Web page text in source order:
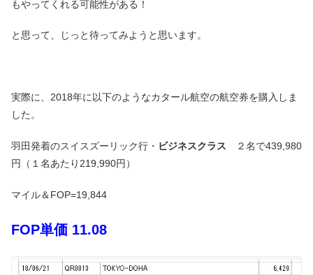
もやってくれる可能性がある！
と思って、じっと待ってみようと思います。
実際に、2018年に以下のようなカタール航空の航空券を購入しま
した。
羽田発着のスイスズーリック行・ ビジネスクラス ２名で439,980
円（１名あたり219,990円）
マイル＆FOP=19,844
FOP単価 11.08